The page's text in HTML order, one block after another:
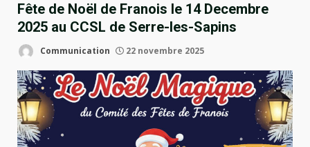
Fête de Noël de Franois le 14 Decembre
2025 au CCSL de Serre-les-Sapins
Communication 22 novembre 2025